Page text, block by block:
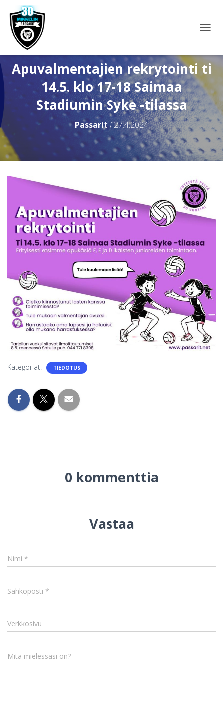
V
I
G
I
T
P
Ä
L
/
P
O
I
Apuvalmentajien rekrytointi ti
14.5. klo 17-18 Saimaa
Stadiumin Syke -tilassa
Passarit/27.4.2024
Kategoriat: TIEDOTUS
0 kommenttia
Vastaa
Nimi *
Sähköposti *
Verkkosivu
Mitä mielessäsi on?